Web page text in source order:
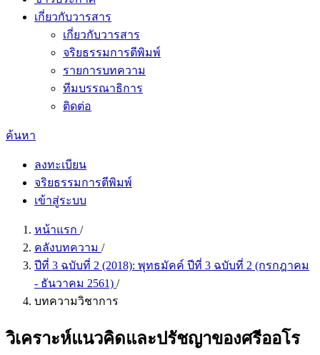
เกี่ยวกับวารสาร
เกี่ยวกับวารสาร
จริยธรรมการตีพิมพ์
รายการบทความ
ทีมบรรณาธิการ
ติดต่อ
ค้นหา
ลงทะเบียน
จริยธรรมการตีพิมพ์
เข้าสู่ระบบ
หน้าแรก /
คลังบทความ /
ปีที่ 3 ฉบับที่ 2 (2018): พุทธมัคค์ ปีที่ 3 ฉบับที่ 2 (กรกฎาคม
- ธันวาคม 2561) /
บทความวิชาการ
วิเคราะห์แนวคิดและปรัชญาของศรีออโร